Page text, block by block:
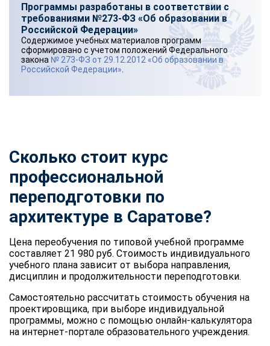
Программы разработаны в соответствии с
требованиями №273-ФЗ «Об образовании в
Российской Федерации»
Содержимое учебных материалов программ
сформировано с учетом положений Федерального
закона № 273-ФЗ от 29.12.2012 «Об образовании в
Российской Федерации»
Сколько стоит курс
профессиональной
переподготовки по
архитектуре в Саратове?
Цена переобучения по типовой учебной программе
составляет 21 980 руб. Стоимость индивидуального
учебного плана зависит от выбора направления,
дисциплин и продолжительности переподготовки.
Самостоятельно рассчитать стоимость обучения на
проектировщика, при выборе индивидуальной
программы, можно с помощью онлайн-калькулятора
на интернет-портале образовательного учреждения.